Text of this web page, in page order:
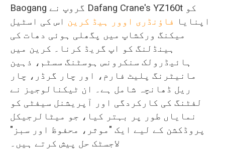
Baogang گروپ نے Dafang Crane's YZ160t کو
اپنایا فاؤنڈری اوور ہیڈ کرین اس کی اسٹیل
میکنگ ورکشاپ میں پگھلی ہوئی دھات کی
ہینڈلنگ کو اپ گریڈ کرنا۔ کرین میں
ہائیڈرولک سنکرونس ہوسٹنگ سسٹم، ذہین
مانیٹرنگ پلیٹ فارم، اور چار گرڈر، چار
ریل ڈھانچہ شامل ہے۔ ان ٹیکنالوجیز نے
لفٹنگ کی کارکردگی اور آپریشنل سیفٹی کو
نمایاں طور پر بہتر کیا، جو میٹالرجیکل
پروڈکشن کے لیے ایک "موثر، محفوظ اور سبز"
لاجسٹک حل پیش کرتے ہیں۔